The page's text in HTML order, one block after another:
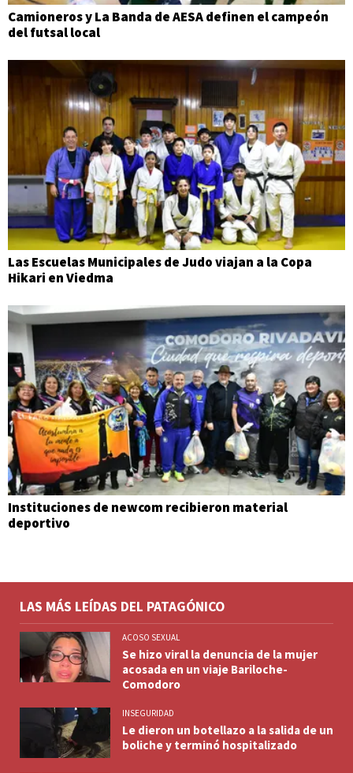
Camioneros y La Banda de AESA definen el campeón
del futsal local
Las Escuelas Municipales de Judo viajan a la Copa
Hikari en Viedma
Instituciones de newcom recibieron material
deportivo
LAS MÁS LEÍDAS DEL PATAGÓNICO
ACOSO SEXUAL
Se hizo viral la denuncia de la mujer
acosada en un viaje Bariloche-
Comodoro
INSEGURIDAD
Le dieron un botellazo a la salida de un
boliche y terminó hospitalizado